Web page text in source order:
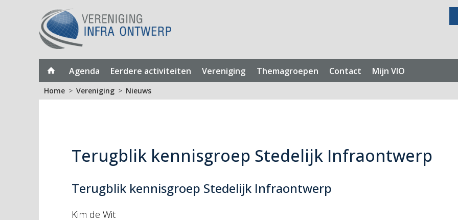
Agenda Eerdere activiteiten Vereniging Themagroepen Contact Mijn VIO
Home Vereniging Nieuws
Terugblik kennisgroep Stedelijk Infraontwerp
Terugblik kennisgroep Stedelijk Infraontwerp
Kim de Wit